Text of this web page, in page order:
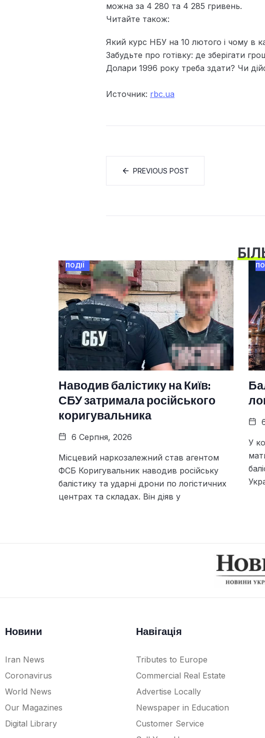
можна за 4 280 та 4 285 гривень.
Читайте також:
Який курс НБУ на 10 лютого і чому в
Забудьте про готівку: де зберігати
Долари 1996 року треба здати? Чи
Источник: rbc.ua
PREVIOUS POST
ПОДІЇ
Наводив балістику на Київ:
СБУ затримала російського
коригувальника
6 Серпня, 2026
Місцевий наркозалежний став агентом
ФСБ Коригувальник наводив російську
балістику та ударні дрони по логістичних
центрах та складах. Він діяв у
У
Новини
Iran News
Coronavirus
World News
Our Magazines
Digital Library
Навігація
Tributes to Europe
Commercial Real Estate
Advertise Locally
Newspaper in Education
Customer Service